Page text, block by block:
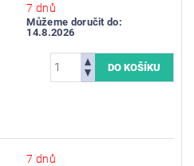
7 dnů
Můžeme doručit do:
14.8.2026
7 dnů